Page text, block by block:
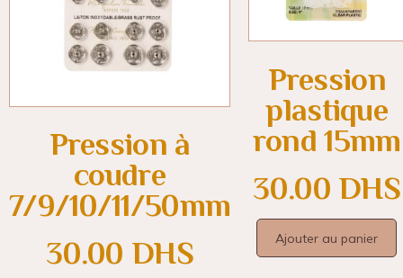
Pression à
coudre
7/9/10/11/50mm
30.00 DHS
Pression
plastique
rond 15mm
30.00 DHS
Ajouter au panier